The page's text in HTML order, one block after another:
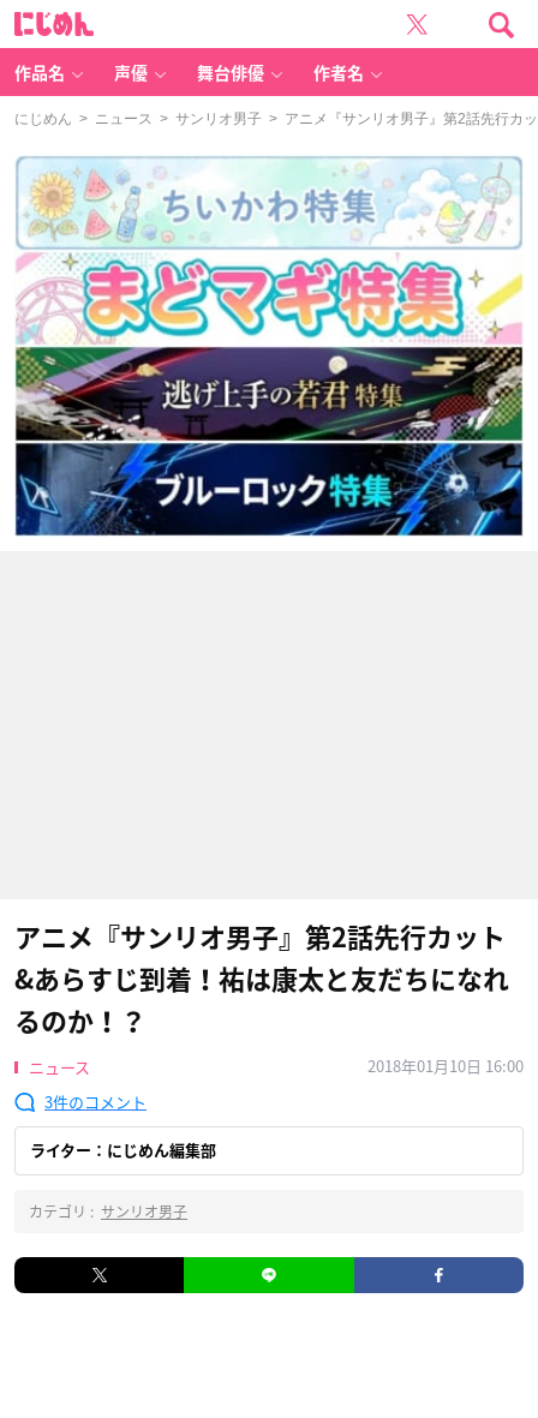
作品名 声優 舞台俳優 作者名
にじめん > ニュース > サンリオ男子 > アニメ『サンリオ男子』第2話先行カ
アニメ『サンリオ男子』第2話先行カット
&あらすじ到着！祐は康太と友だちになれ
るのか！？
ニュース
2018年01月10日 16:00
3
ライター：にじめん編集部
カテゴリ : サンリオ男子